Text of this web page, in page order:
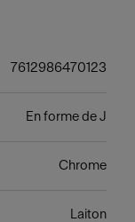
7612986470123
En forme de J
Chrome
Laiton